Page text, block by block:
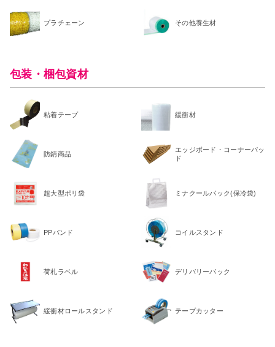
プラチェーン その他養生材
包装・梱包資材
粘着テープ 緩衝材
防錆商品
エッジボード・コーナーパッ
ド
超大型ポリ袋 ミナクールパック(保冷袋)
PPバンド コイルスタンド
荷札ラベル デリバリーパック
緩衝材ロールスタンド テープカッター